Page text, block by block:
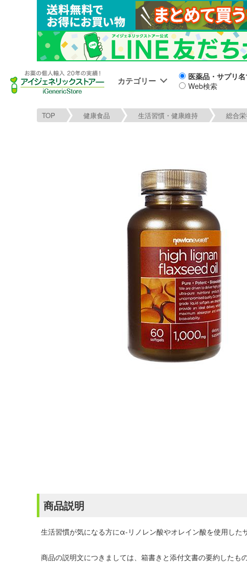
カテゴリー
医薬品・サプリ
Web検索
TOP 健康食品 生活習慣・健康維持 総合
商品説明
生活習慣が気になる方にα-リノレン酸やオレイン酸を使用した
商品の説明文につきましては、箱書きと添付文書の要約したも